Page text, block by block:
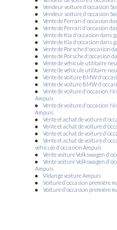
Vendeur voiture d'occasion
Vendeur voiture d'occasion
Vente de Ferrari d'occasion
Vente de Ferrari d'occasion
Vente de Kia d'occasion dans
Vente de Kia d'occasion dans
Vente de Porsche d'occasion
Vente de Porsche d'occasion
Vente de véhicule utilitaire
Vente de véhicule utilitaire
Vente de voiture BMW
Vente de voiture BMW
Vente de voiture d'occasion
Ampuis
Vente de voiture d'occasion
Ampuis
Vente et achat de voiture
Vente et achat de voiture
Vente et achat de voiture
Vente et achat de voiture
véhicule d'occasion Ampuis
Vente voiture Volkswagen
Vente voiture Volkswagen
Ampuis
Vidange voiture Ampuis
Voiture d'occasion première
Voiture d'occasion première